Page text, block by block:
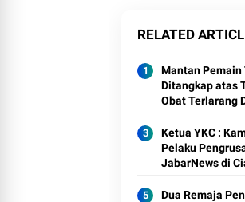
RELATED
Mantan Pemain
Ditangkap atas
Obat Terlarang
Ketua YKC :
Pelaku
JabarNews di
Dua Remaja